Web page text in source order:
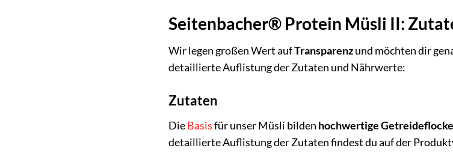
Seitenbacher® Protein Müsli II:
Wir legen großen Wert aufTransparenzund möchten dir
detaillierte Auflistung der Zutaten und Nährwerte:
Zutaten
DieBasisfür unser Müsli bilden hochwertige
detaillierte Auflistung der Zutaten findest du auf der